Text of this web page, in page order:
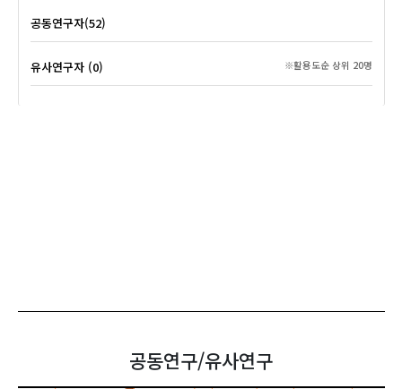
공동연구자(52)
유사연구자 (0) ※활용도순 상위 20명
공동연구/유사연구
김보엽
변수연